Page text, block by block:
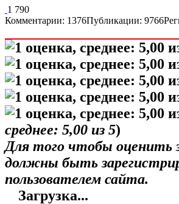
1 790
Комментарии: 1376Публикации: 9766
среднее: 5,00 из 5)
Для того чтобы оценить
должны быть
пользователем сайта.
Загрузка...